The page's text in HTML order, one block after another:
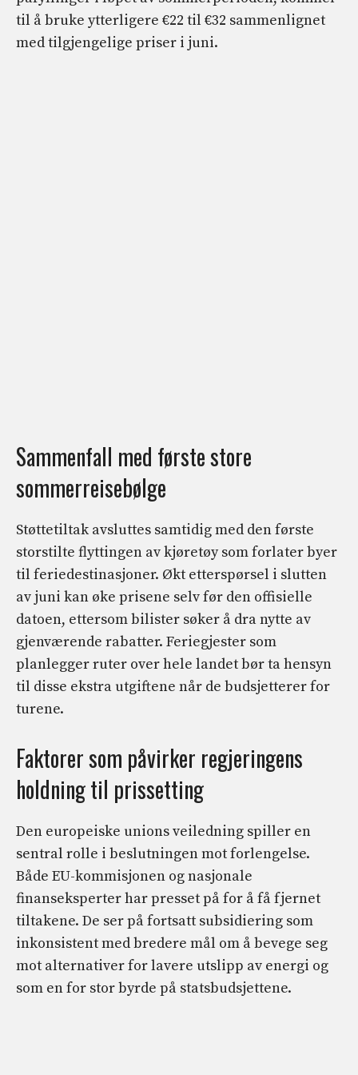
til å bruke ytterligere €22 til €32 sammenlignet
med tilgjengelige priser i juni.
Sammenfall med første store
sommerreisebølge
Støttetiltak avsluttes samtidig med den første
storstilte flyttingen av kjøretøy som forlater byer
til feriedestinasjoner. Økt etterspørsel i slutten
av juni kan øke prisene selv før den offisielle
datoen, ettersom bilister søker å dra nytte av
gjenværende rabatter. Feriegjester som
planlegger ruter over hele landet bør ta hensyn
til disse ekstra utgiftene når de budsjetterer for
turene.
Faktorer som påvirker regjeringens
holdning til prissetting
Den europeiske unions veiledning spiller en
sentral rolle i beslutningen mot forlengelse.
Både EU-kommisjonen og nasjonale
finanseksperter har presset på for å få fjernet
tiltakene. De ser på fortsatt subsidiering som
inkonsistent med bredere mål om å bevege seg
mot alternativer for lavere utslipp av energi og
som en for stor byrde på statsbudsjettene.